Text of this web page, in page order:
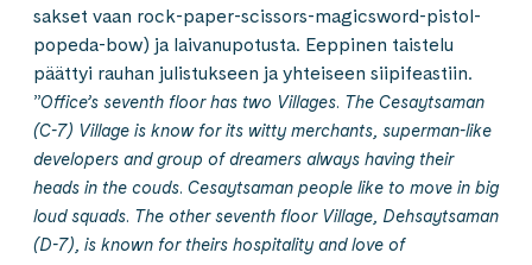
sakset vaan rock-paper-scissors-magicsword-pistol-
popeda-bow) ja laivanupotusta. Eeppinen taistelu
päättyi rauhan julistukseen ja yhteiseen siipifeastiin.
”Office’s seventh floor has two Villages. The Cesaytsaman
(C-7) Village is know for its witty merchants, superman-like
developers and group of dreamers always having their
heads in the couds. Cesaytsaman people like to move in big
loud squads. The other seventh floor Village, Dehsaytsaman
(D-7), is known for theirs hospitality and love of